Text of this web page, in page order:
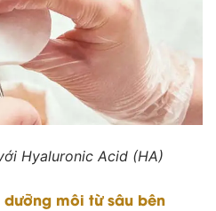
Hyaluronic Acid (HA)
môi từ sâu bên